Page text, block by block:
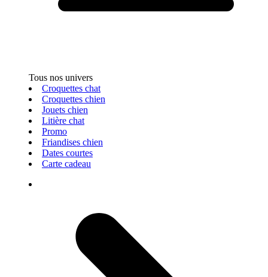
Tous nos univers
Croquettes chat
Croquettes chien
Jouets chien
Litière chat
Promo
Friandises chien
Dates courtes
Carte cadeau